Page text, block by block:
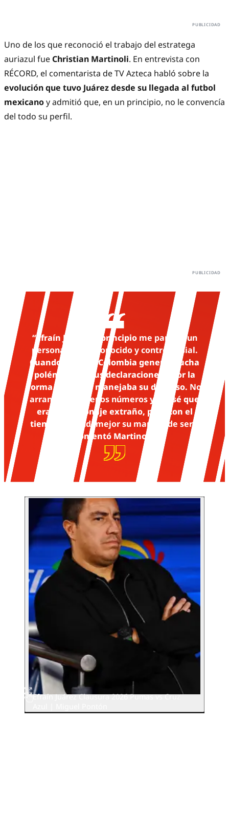
Uno de los que reconoció el trabajo del estratega
auriazul fue Christian Martinoli. En entrevista con
RÉCORD, el comentarista de TV Azteca habló sobre la
evolución que tuvo Juárez desde su llegada al futbol
mexicanoy admitió que, en un principio, no le convencía
del todo su perfil.
“Efraín Juárez al principio me parecía un
personaje poco conocido y controversial.
Cuando llegó de Colombia generó mucha
polémica por sus declaraciones y por la
forma en la que manejaba su discurso. No
arrancó con buenos númerosy pensé que
era un personaje extraño, pero con el
tiempo
entendí mejor su manera de ser”,
comentó Martinoli.
Efraín Juárez Clausura 2026 Pumas vs Cruz